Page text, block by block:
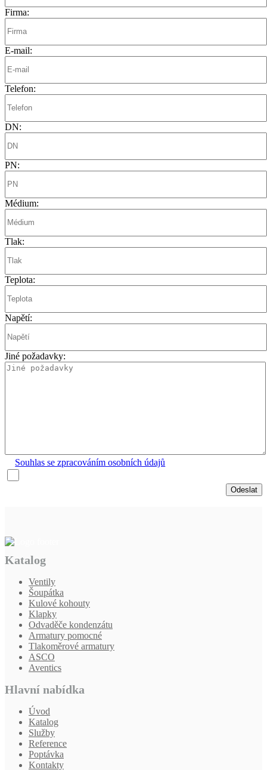
Firma:
E-mail:
Telefon:
DN:
PN:
Médium:
Tlak:
Teplota:
Napětí:
Jiné požadavky:
Souhlas se zpracováním osobních údajů
Odeslat
Katalog
Ventily
Šoupátka
Kulové kohouty
Klapky
Odvaděče kondenzátu
Armatury pomocné
Tlakoměrové armatury
ASCO
Aventics
Hlavní nabídka
Úvod
Katalog
Služby
Reference
Poptávka
Kontakty